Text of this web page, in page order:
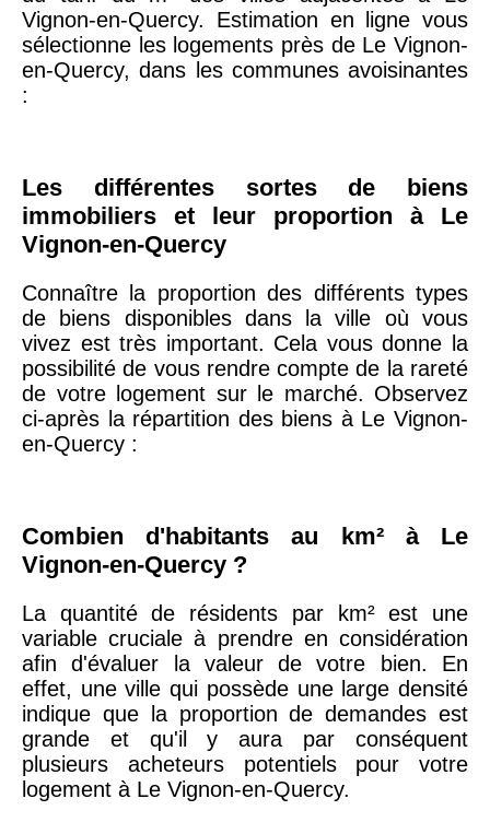
20ème
arrondissement
9 623 € 11 141 €
51100 -Reims 3 036 €
75013 -Paris
13ème
arrondissement
10 073 € 11 085 €
76600 -Le Havre 2 455 € 2 453 €
75017 -
17ème
arrondissement
11 454 € 12 687 €
75016 -
16ème
arrondissement
12 145 €
Vignon-en-Quercy. Estimation en ligne vous
sélectionne les logements près de Le Vignon-
en-Quercy, dans les communes avoisinantes
:
Les différentes sortes de biens
immobiliers et leur proportion à Le
Vignon-en-Quercy
Connaître la proportion des différents types
de biens disponibles dans la ville où vous
vivez est très important. Cela vous donne la
possibilité de vous rendre compte de la rareté
de votre logement sur le marché. Observez
ci-après la répartition des biens à Le Vignon-
en-Quercy :
Combien d'habitants au km² à Le
Vignon-en-Quercy ?
La quantité de résidents par km² est une
variable cruciale à prendre en considération
afin d'évaluer la valeur de votre bien. En
effet, une ville qui possède une large densité
indique que la proportion de demandes est
grande et qu'il y aura par conséquent
plusieurs acheteurs potentiels pour votre
logement à Le Vignon-en-Quercy.